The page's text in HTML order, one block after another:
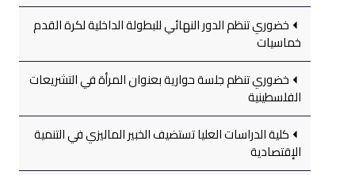
خضوري تنظم الدور النهائي للبطولة الداخلية لكرة القدم
خماسيات
خضوري تنظم جلسة حوارية بعنوان المرأة في التشريعات
الفلسطينية
كلية الدراسات العليا تستضيف الخبير الماليزي في التنمية
الإقتصادية